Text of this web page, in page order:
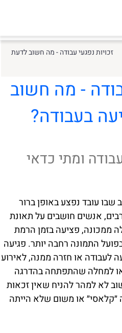
זכויות נפגעי עבודה - מה חשוב לדעת
- מה חשוב
בעבודה?
ומתי כדאי
עובד נפצע באופן ברור
אנשים חושבים על תאונת
ממכונה, פציעה בזמן הרמת
התמונה רחבה יותר. פגיעה
לעבודה או חזרה ממנה, לאירוע
למחלה שהתפתחה בהדרגה
לא למהר להניח שאין זכאות
או משום שלא הייתה